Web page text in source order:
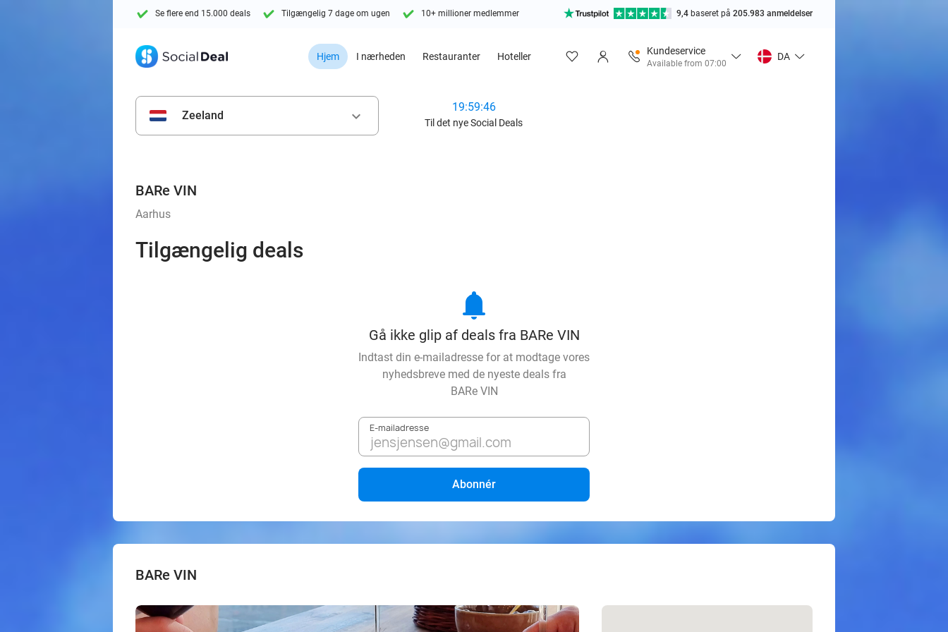
Se flere end 15.000 deals Tilgængelig 7 dage om ugen 10+ millioner medlemmer 9,4 baseret på 205.983 anmeldelser
Hjem I nærheden Restauranter Hoteller
Kundeservice
Available from 07:00
DA
Zeeland keyboard_arrow_down
19:59:45
Til det nye Social Deals
BARe VIN
Aarhus
Tilgængelig deals
notifications
Gå ikke glip af deals fra BARe VIN
Indtast din e-mailadresse for at modtage vores
nyhedsbreve med de nyeste deals fra
BARe VIN
E-mailadresse
Abonnér
BARe VIN